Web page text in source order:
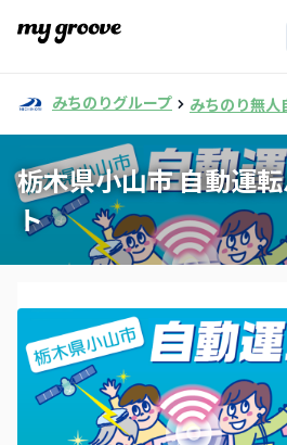
みちのりグループ みちのり無人
栃木県小山市 自動運
ト